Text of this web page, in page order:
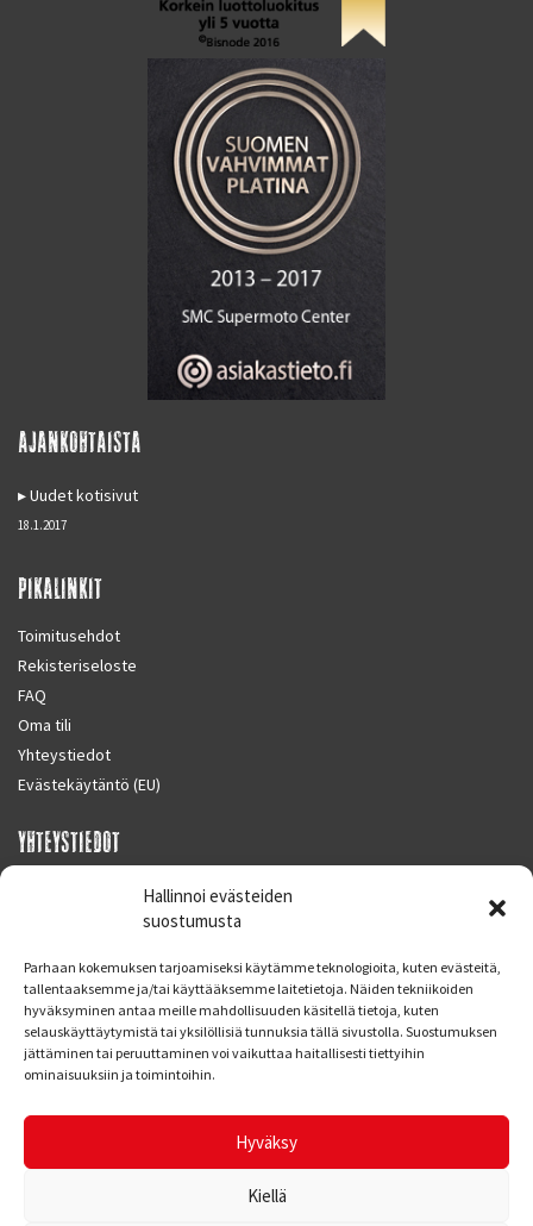
Hallinnoi evästeiden
suostumusta
Parhaan kokemuksen tarjoamiseksi käytämme teknologioita, kuten evästeitä,
tallentaaksemme ja/tai käyttääksemme laitetietoja. Näiden tekniikoiden
hyväksyminen antaa meille mahdollisuuden käsitellä tietoja, kuten
selauskäyttäytymistä tai yksilöllisiä tunnuksia tällä sivustolla. Suostumuksen
jättäminen tai peruuttaminen voi vaikuttaa haitallisesti tiettyihin
ominaisuuksiin ja toimintoihin.
Hyväksy
Kiellä
AJANKOHTAISTA
Uudet kotisivut
18.1.2017
PIKALINKIT
Toimitusehdot
Rekisteriseloste
FAQ
Oma tili
Yhteystiedot
Evästekäytäntö (EU)
YHTEYSTIEDOT
SUPERMOTO CENTER
Finland
Puh. 09 221 7088
info at supermotocenter.fi
Maanantai - Tiistai 09.00 - 17.00